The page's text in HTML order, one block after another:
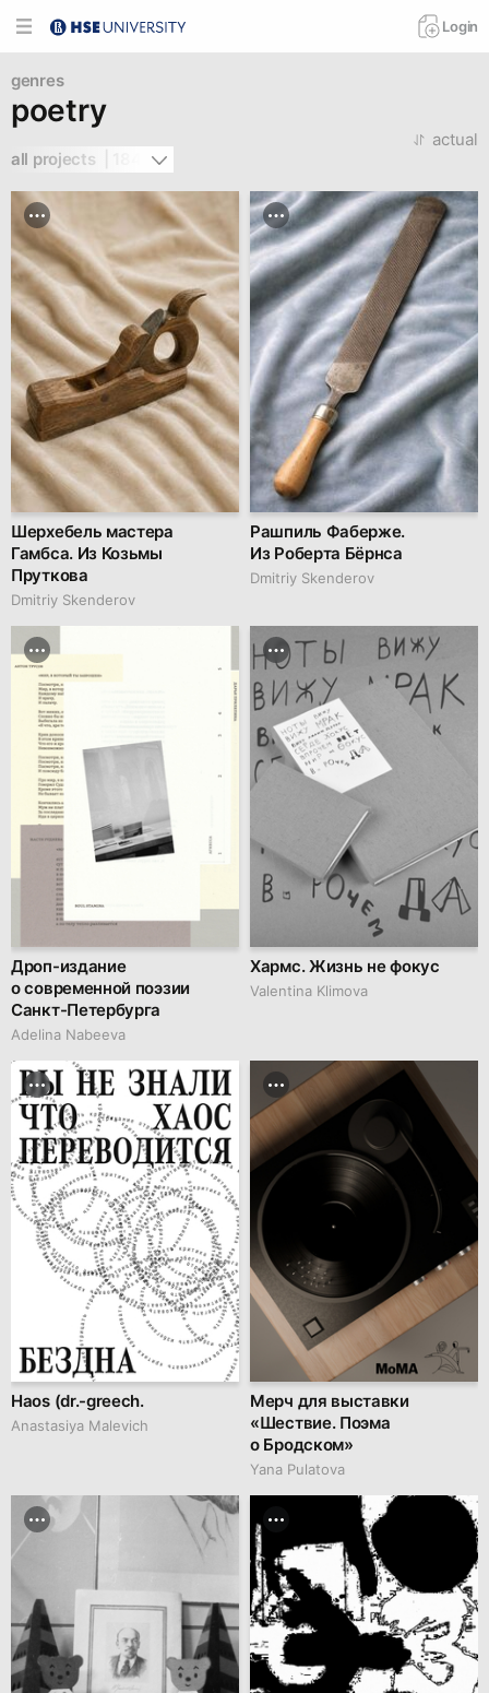
Login
genres
poetry
all projects  | 184
actual
Шерхебель мастера
Гамбса. Из Козьмы
Пруткова
Dmitriy Skenderov
Рашпиль Фаберже.
Из Роберта Бёрнса
Dmitriy Skenderov
Дроп-издание
о современной поэзии
Санкт-Петербурга
Adelina Nabeeva
Хармс. Жизнь не фокус
Valentina Klimova
Haos (dr.-greech.
Anastasiya Malevich
Мерч для выставки
«Шествие. Поэма
о Бродском»
Yana Pulatova